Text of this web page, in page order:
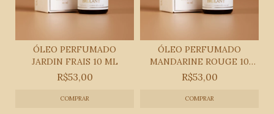
ÓLEO PERFUMADO
JARDIN FRAIS 10 ML
R$53,00
ÓLEO PERFUMADO
MANDARINE ROUGE 10
ML
R$53,00